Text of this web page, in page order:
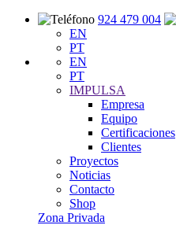
924 479 004
EN
PT
EN
PT
IMPULSA
Empresa
Equipo
Certificaciones
Clientes
Proyectos
Noticias
Contacto
Shop
Zona Privada